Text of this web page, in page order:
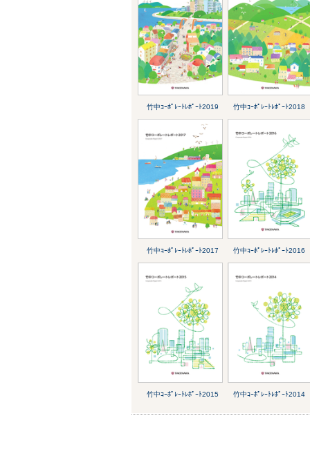
竹中ｺｰﾎﾟﾚｰﾄﾚﾎﾟｰﾄ2019 竹中ｺｰﾎﾟﾚｰﾄﾚﾎﾟｰﾄ2018
竹中ｺｰﾎﾟﾚｰﾄﾚﾎﾟｰﾄ2017 竹中ｺｰﾎﾟﾚｰﾄﾚﾎﾟｰﾄ2016
竹中ｺｰﾎﾟﾚｰﾄﾚﾎﾟｰﾄ2015 竹中ｺｰﾎﾟﾚｰﾄﾚﾎﾟｰﾄ2014